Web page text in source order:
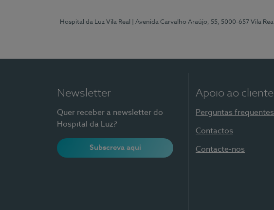
Hospital da Luz Vila Real | Avenida Carvalho Araújo, 55, 5000-657 Vila Real
Newsletter
Quer receber a newsletter do
Hospital da Luz?
Subscreva aqui
Apoio ao cliente
Perguntas frequentes
Contactos
Contacte-nos